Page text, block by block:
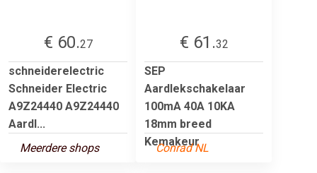
€ 60.27
schneiderelectric
Schneider Electric
A9Z24440 A9Z24440
Aardl...
Meerdere shops
€ 61.32
SEP
Aardlekschakelaar
100mA 40A 10KA
18mm breed
Kemakeur
Conrad NL